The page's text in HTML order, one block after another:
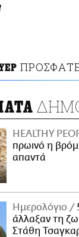
HEALTHY
πρωινό η
απαντά
Ημερολόγιο
άλλαξαν τη
Στάθη